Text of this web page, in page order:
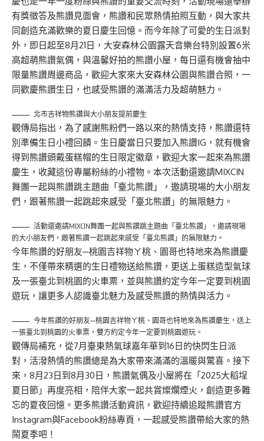
有獎徵答及熊讚見面會，熊讚和民眾熱情拍照互動，與大家共
同創造充滿歡樂的夏日慶生回憶。而今年除了可愛的生日派對
外，即日起至8月21日，大安森林公園露天音樂台特別設置6米
高超萌熊讚氣偶，與溫馨好拍的熊讚小屋，每日還有機會抽中
限量熊讚周邊商品，歡迎大家來大安森林公園與熊讚合照，一
同歡慶熊讚生日，也感受熊讚的滿滿活力及超萌魅力。
北市吉祥物熊讚與大小朋友提前慶生
觀傳局指出，為了感謝熊粉們一路以來的熱情支持，熊讚還特
別準備生日小禮回饋。生日慶當日只要加入熊讚IG，就有機會
得到熊讚頭戴蛋糕帽的生日限定徽章，歡迎大家一起來為熊讚
慶生，收藏這份專屬粉絲的小禮物。本次活動還邀請MIXCIN
舞團一起與熊讚跳主題曲「臺北熊讚」，邀請現場的大小朋友
們，跟著熊讚一起跳起來感受「臺北熊讚」的無限魅力。
活動還邀請MIXCIN舞團一起與熊讚跳主題曲「臺北熊讚」，邀請現場
的大小朋友們，跟著熊讚一起跳起來感受「臺北熊讚」的無限魅力。
今年熊讚的好朋友─桃園吉祥物ㄚ桃、園哥也特地來為熊讚慶
生，不僅帶來精選的生日禮物送給熊讚，更送上蛋糕造型氣球
及一張臺北到桃園的火車票，並與熊讚約定今年一定要到桃園
遊玩，讓更多人認識臺北魅力及感受熊讚的熱情與活力。
今年熊讚的好朋友─桃園吉祥物ㄚ桃、園哥也特地來為熊讚慶生，送上
一張臺北到桃園的火車票，雙方約定今年一定要到桃園遊玩。
觀傳局補充，從7月臺東熱氣球嘉年華到16日的快閃生日派
對，活潑熱情的熊讚總是為大家帶來滿滿的溫暖與驚喜。接下
來，8月23日到8月30日，熊讚氣偶及小屋將在「2025大稻埕
夏日節」再度亮相，陪伴大家一起共賞燦爛煙火，創造更多難
忘的夏夜回憶。更多熊讚活動資訊，歡迎持續追蹤熊讚官方
Instagram與Facebook粉絲專頁，一起感受熊讚帶給大家的熱
鬧夏季吧！